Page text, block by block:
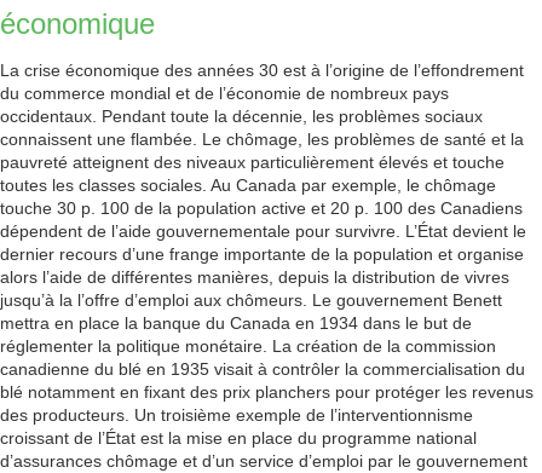
économique
La crise économique des années 30 est à l’origine de l’effondrement
du commerce mondial et de l’économie de nombreux pays
occidentaux. Pendant toute la décennie, les problèmes sociaux
connaissent une flambée. Le chômage, les problèmes de santé et la
pauvreté atteignent des niveaux particulièrement élevés et touche
toutes les classes sociales. Au Canada par exemple, le chômage
touche 30 p. 100 de la population active et 20 p. 100 des Canadiens
dépendent de l’aide gouvernementale pour survivre. L’État devient le
dernier recours d’une frange importante de la population et organise
alors l’aide de différentes manières, depuis la distribution de vivres
jusqu’à la l’offre d’emploi aux chômeurs. Le gouvernement Benett
mettra en place la banque du Canada en 1934 dans le but de
réglementer la politique monétaire. La création de la commission
canadienne du blé en 1935 visait à contrôler la commercialisation du
blé notamment en fixant des prix planchers pour protéger les revenus
des producteurs. Un troisième exemple de l’interventionnisme
croissant de l’État est la mise en place du programme national
d’assurances chômage et d’un service d’emploi par le gouvernement